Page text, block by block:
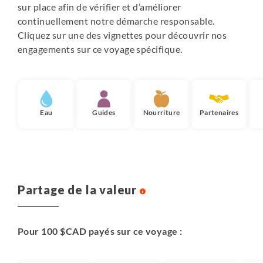
sur place afin de vérifier et d’améliorer
continuellement notre démarche responsable.
Cliquez sur une des vignettes pour découvrir nos
engagements sur ce voyage spécifique.
Eau Guides Nourriture Partenaires
Partage de la valeur
Pour 100 $CAD payés sur ce voyage :